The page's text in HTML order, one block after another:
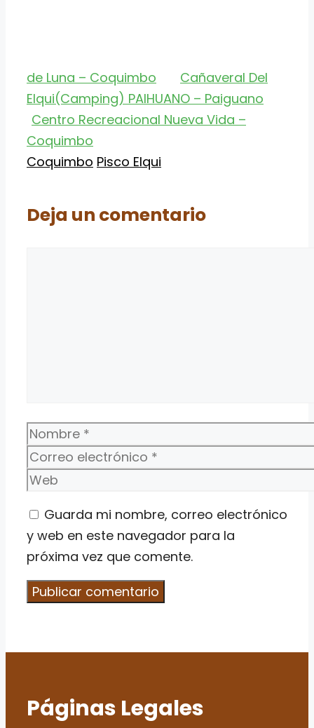
de Luna – Coquimbo
Cañaveral Del
Elqui(Camping) PAIHUANO – Paiguano
Centro Recreacional Nueva Vida –
Coquimbo
Categorías
Coquimbo Etiquetas
Pisco Elqui
Deja un comentario
Nombre
Correo
electrónico
Web
Guarda mi nombre, correo electrónico
y web en este navegador para la
próxima vez que comente.
Páginas Legales